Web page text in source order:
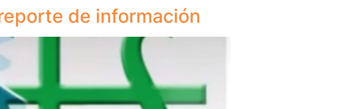
de información